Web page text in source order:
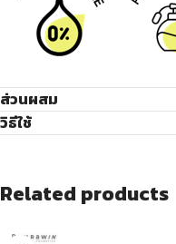
ส่วนผสม
วิธีใช้
Related products